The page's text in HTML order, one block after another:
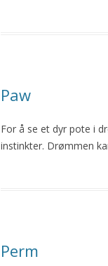
Paw
For å se et dyr pote i
instinkter. Drømmen
Perm